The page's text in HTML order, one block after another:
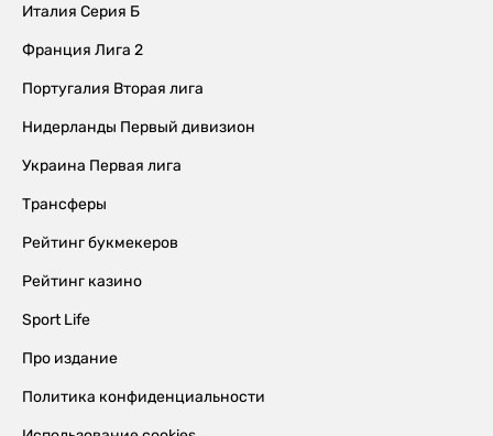
Италия Серия Б
Франция Лига 2
Португалия Вторая лига
Нидерланды Первый дивизион
Украина Первая лига
Трансферы
Рейтинг букмекеров
Рейтинг казино
Sport Life
Про издание
Политика конфиденциальности